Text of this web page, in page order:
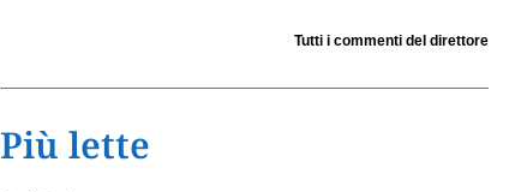
Tutti i commenti del direttore
Più lette